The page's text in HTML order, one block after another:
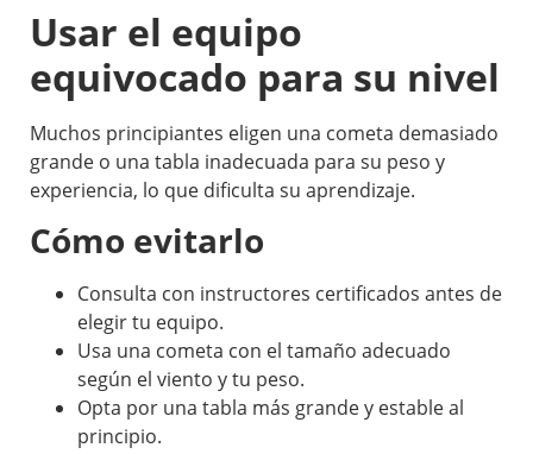
Usar el equipo
equivocado para su nivel
Muchos principiantes eligen una cometa demasiado
grande o una tabla inadecuada para su peso y
experiencia, lo que dificulta su aprendizaje.
Cómo evitarlo
Consulta con instructores certificados antes de
elegir tu equipo.
Usa una cometa con el tamaño adecuado
según el viento y tu peso.
Opta por una tabla más grande y estable al
principio.